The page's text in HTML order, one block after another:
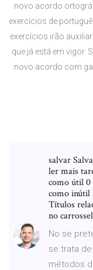
novo acordo
exercícios de
exercícios irão
que já está em vigor.
novo acordo com
salvar
ler mais
como útil 0
como
Títulos
no
No se
se trata
métodos